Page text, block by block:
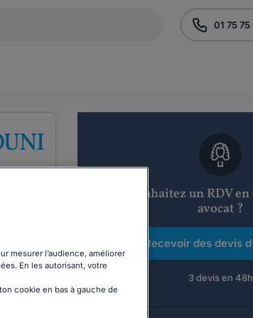
01 75
Vous souhaitez un RDV
avocat ?
Recevoir des devis
3 devis en 48h
mesurer l’audience, améliorer
En les autorisant, votre
cookie en bas à gauche de